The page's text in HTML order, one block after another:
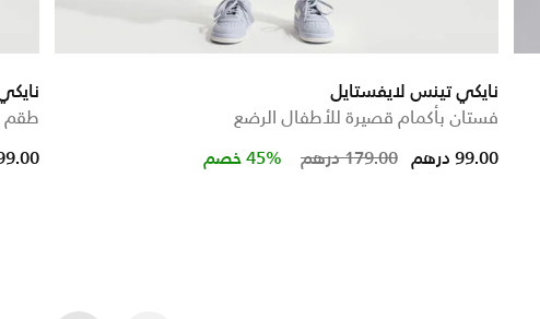
نايكي تينس لايفستايل
فستان بأكمام قصيرة للأطفال الرضع
Price reduced from179.00 درهم to 99.00 درهم 45% خصم
طقم
99.00